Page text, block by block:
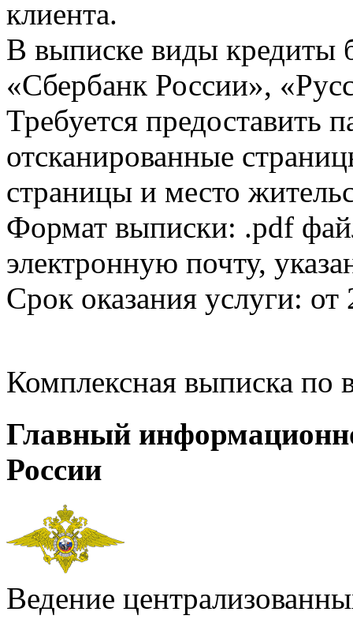
клиента.
В выписке виды кредиты
«Сбербанк России»,
Требуется предоставить
отсканированные
страницы и место
Формат выписки: .pdf
электронную почту,
Срок оказания услуги: от
Комплексная выписка
Главный
России
Ведение